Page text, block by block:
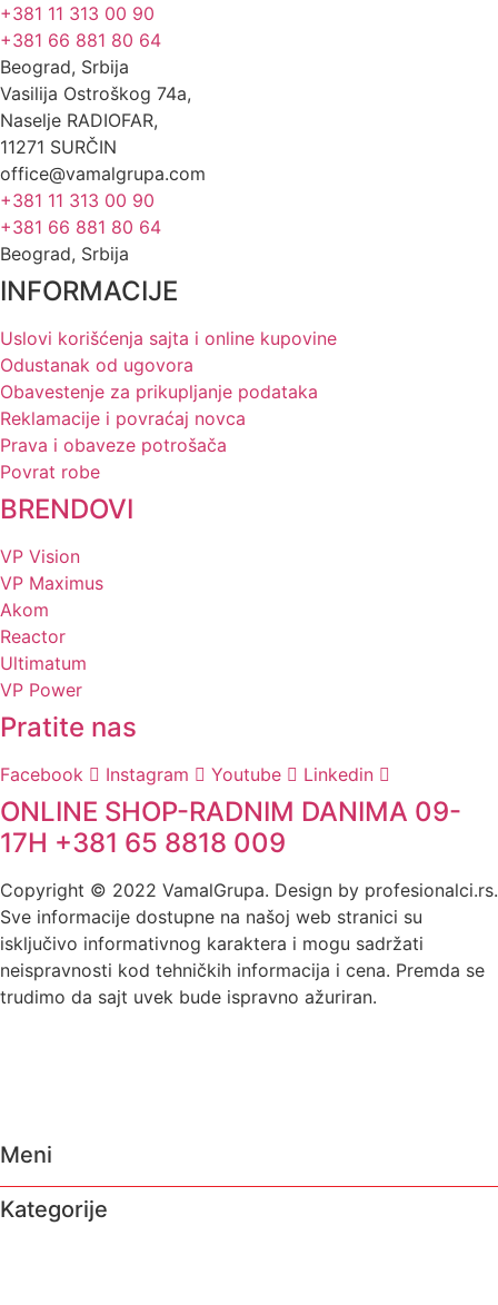
+381 11 313 00 90
+381 66 881 80 64
Beograd, Srbija
Vasilija Ostroškog 74a,
Naselje RADIOFAR,
11271 SURČIN
office@vamalgrupa.com
+381 11 313 00 90
+381 66 881 80 64
Beograd, Srbija
INFORMACIJE
Uslovi korišćenja sajta i online kupovine
Odustanak od ugovora
Obavestenje za prikupljanje podataka
Reklamacije i povraćaj novca
Prava i obaveze potrošača
Povrat robe
BRENDOVI
VP Vision
VP Maximus
Akom
Reactor
Ultimatum
VP Power
Pratite nas
Facebook Instagram Youtube Linkedin
ONLINE SHOP-RADNIM DANIMA 09-
17H +381 65 8818 009
Copyright © 2022 VamalGrupa. Design by profesionalci.rs.
Sve informacije dostupne na našoj web stranici su
isključivo informativnog karaktera i mogu sadržati
neispravnosti kod tehničkih informacija i cena. Premda se
trudimo da sajt uvek bude ispravno ažuriran.
Meni
Kategorije